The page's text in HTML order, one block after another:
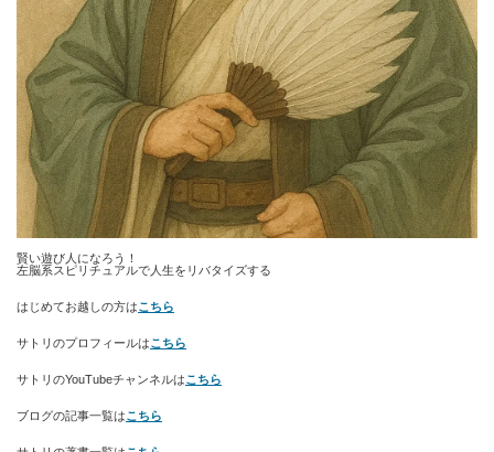
賢い遊び人になろう！
左脳系スピリチュアルで人生をリバタイズする
はじめてお越しの方はこちら
サトリのプロフィールはこちら
サトリのYouTubeチャンネルはこちら
ブログの記事一覧はこちら